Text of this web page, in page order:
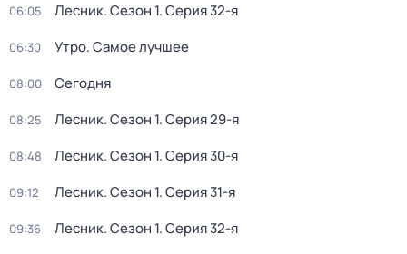
06:05 Лесник. Сезон 1. Серия 32-я
06:30 Утро. Самое лучшее
08:00 Сегодня
08:25 Лесник. Сезон 1. Серия 29-я
08:48 Лесник. Сезон 1. Серия 30-я
09:12 Лесник. Сезон 1. Серия 31-я
09:36 Лесник. Сезон 1. Серия 32-я